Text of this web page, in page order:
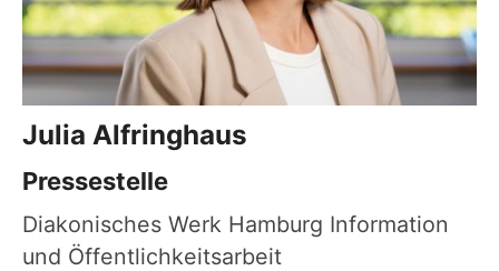
Julia Alfringhaus
Pressestelle
Diakonisches Werk Hamburg Information
und Öffentlichkeitsarbeit